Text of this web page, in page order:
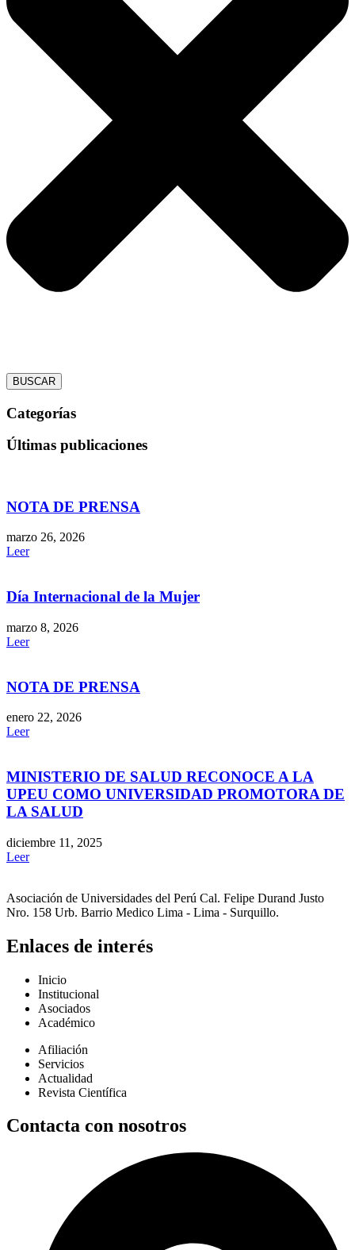
BUSCAR
Categorías
Últimas publicaciones
NOTA DE PRENSA
marzo 26, 2026
Leer
Día Internacional de la Mujer
marzo 8, 2026
Leer
NOTA DE PRENSA
enero 22, 2026
Leer
MINISTERIO DE SALUD RECONOCE A LA
UPEU COMO UNIVERSIDAD PROMOTORA DE
LA SALUD
diciembre 11, 2025
Leer
Asociación de Universidades del Perú Cal. Felipe Durand Justo
Nro. 158 Urb. Barrio Medico Lima - Lima - Surquillo.
Enlaces de interés
Inicio
Institucional
Asociados
Académico
Afiliación
Servicios
Actualidad
Revista Científica
Contacta con nosotros